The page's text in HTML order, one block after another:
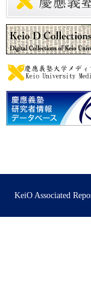
KeiO Associated